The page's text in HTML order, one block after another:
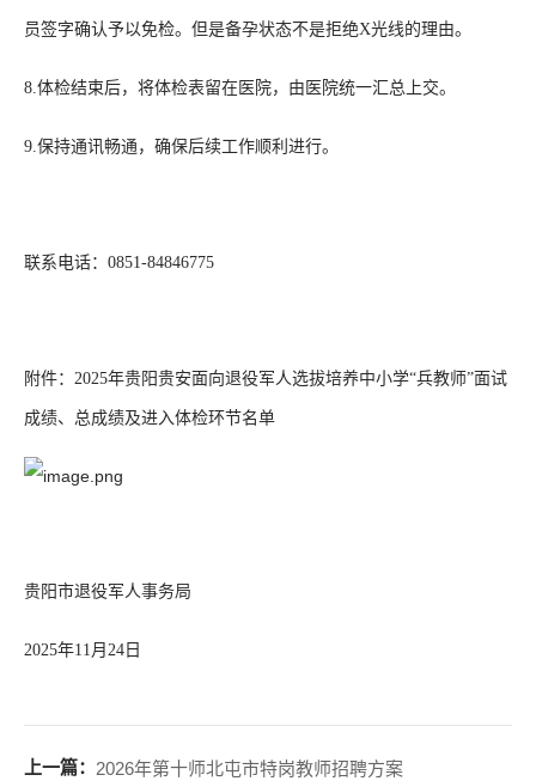
员签字确认予以免检。但是备孕状态不是拒绝X光线的理由。
8.体检结束后，将体检表留在医院，由医院统一汇总上交。
9.保持通讯畅通，确保后续工作顺利进行。
联系电话：0851-84846775
附件：2025年贵阳贵安面向退役军人选拔培养中小学“兵教师”面试
成绩、总成绩及进入体检环节名单
贵阳市退役军人事务局
2025年11月24日
上一篇： 2026年第十师北屯市特岗教师招聘方案